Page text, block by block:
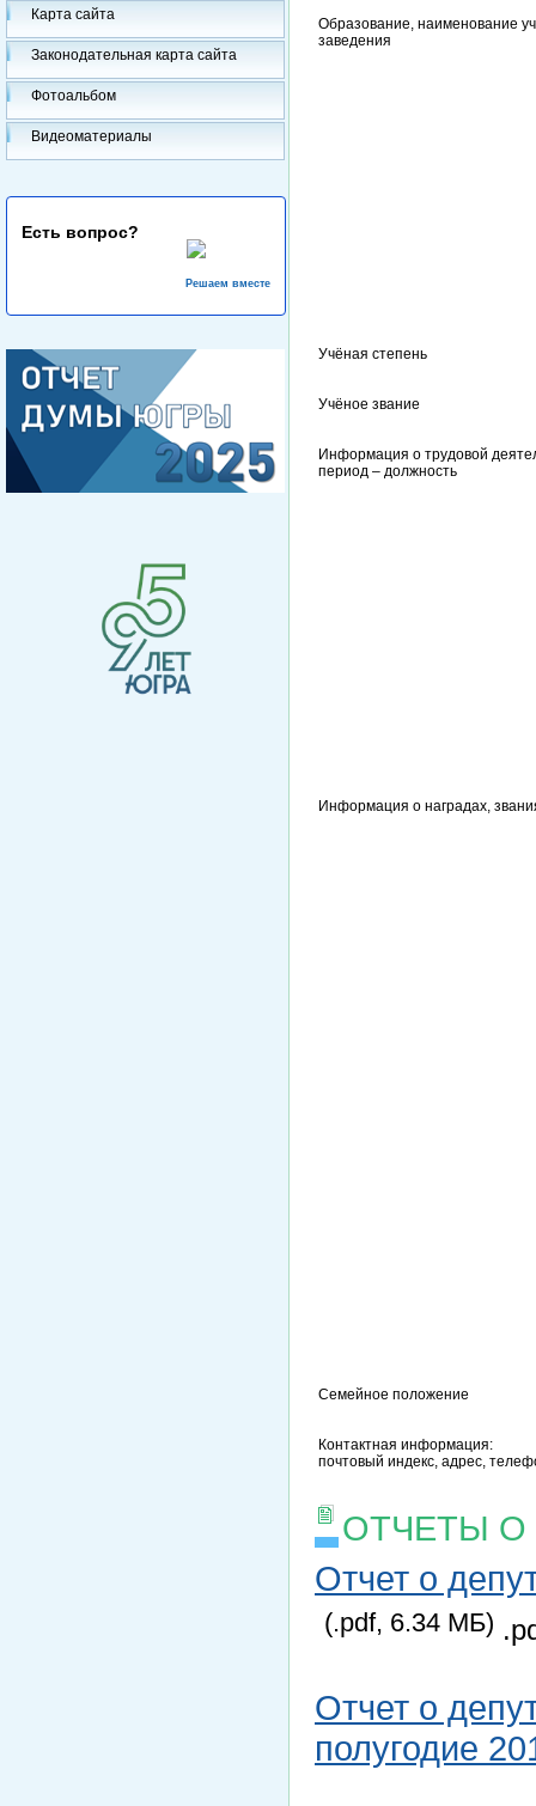
Карта сайта
Законодательная карта сайта
Фотоальбом
Видеоматериалы
Есть вопрос?
Решаем вместе
Образование, наименование
заведения
Учёная степень
Учёное звание
Информация о трудовой
период – должность
Информация о наградах,
Семейное положение
Контактная информация:
почтовый индекс, адрес,
ОТЧЕТЫ О
Отчет о
(.pdf, 6.34 МБ)
Отчет о
полугодие